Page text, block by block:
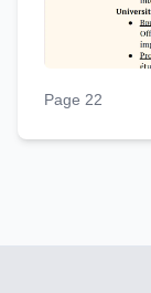
Page 22